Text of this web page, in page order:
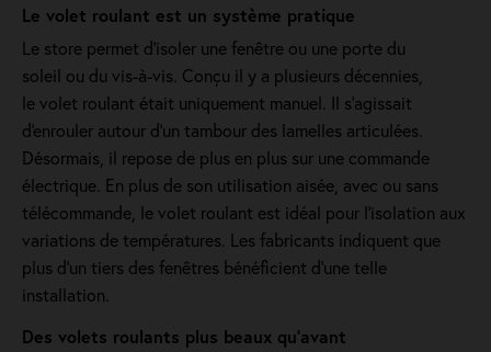
Le volet roulant est un système pratique
Le store permet d'isoler une fenêtre ou une porte du
soleil ou du vis-à-vis. Conçu il y a plusieurs décennies,
le volet roulant était uniquement manuel. Il s'agissait
d'enrouler autour d'un tambour des lamelles articulées.
Désormais, il repose de plus en plus sur une commande
électrique. En plus de son utilisation aisée, avec ou sans
télécommande, le volet roulant est idéal pour l'isolation aux
variations de températures. Les fabricants indiquent que
plus d'un tiers des fenêtres bénéficient d'une telle
installation.
Des volets roulants plus beaux qu'avant